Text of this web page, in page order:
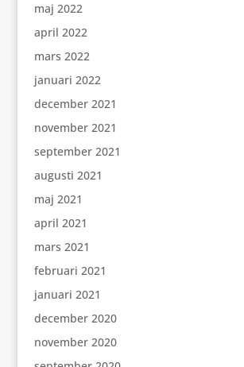
maj 2022
april 2022
mars 2022
januari 2022
december 2021
november 2021
september 2021
augusti 2021
maj 2021
april 2021
mars 2021
februari 2021
januari 2021
december 2020
november 2020